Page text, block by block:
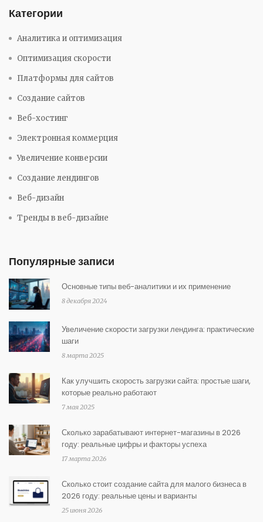
Категории
Аналитика и оптимизация
Оптимизация скорости
Платформы для сайтов
Создание сайтов
Веб-хостинг
Электронная коммерция
Увеличение конверсии
Создание лендингов
Веб-дизайн
Тренды в веб-дизайне
Популярные записи
Основные типы веб-аналитики и их применение
8 декабря 2024
Увеличение скорости загрузки лендинга: практические
шаги
8 марта 2025
Как улучшить скорость загрузки сайта: простые шаги,
которые реально работают
7 мая 2025
Сколько зарабатывают интернет-магазины в 2026
году: реальные цифры и факторы успеха
17 марта 2026
Сколько стоит создание сайта для малого бизнеса в
2026 году: реальные цены и варианты
25 июня 2026